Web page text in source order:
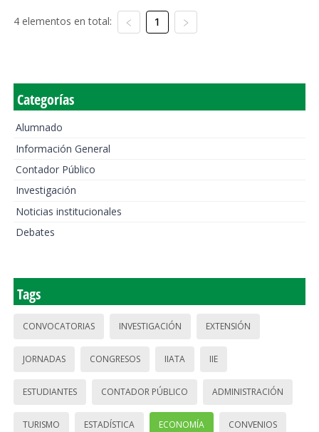
4 elementos en total: 1
Categorías
Alumnado
Información General
Contador Público
Investigación
Noticias institucionales
Debates
Tags
CONVOCATORIAS INVESTIGACIÓN EXTENSIÓN
JORNADAS CONGRESOS IIATA IIE
ESTUDIANTES CONTADOR PÚBLICO ADMINISTRACIÓN
TURISMO ESTADÍSTICA ECONOMÍA CONVENIOS